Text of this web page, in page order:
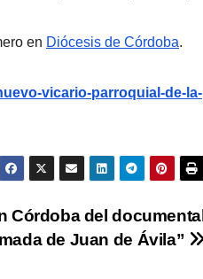
en Diócesis de Córdoba.
vicario-parroquial-de-la-
Córdoba del documental
de Juan de Ávila”